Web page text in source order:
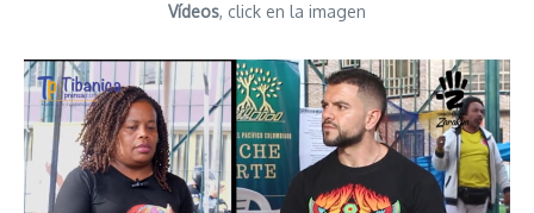
Vídeos, click en la imagen